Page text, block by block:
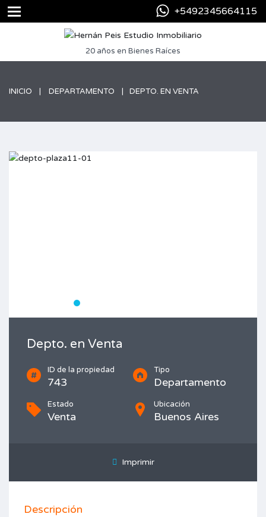
+5492345664115
20 años en Bienes Raíces
INICIO DEPARTAMENTO DEPTO. EN VENTA
Depto. en Venta
ID de la propiedad
743
Tipo
Departamento
Estado
Venta
Ubicación
Buenos Aires
Imprimir
Descripción